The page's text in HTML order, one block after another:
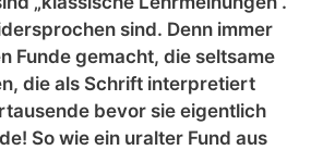
sind. Denn immer
Funde gemacht, die seltsame
die als Schrift interpretiert
bevor sie eigentlich
So wie ein uralter Fund aus